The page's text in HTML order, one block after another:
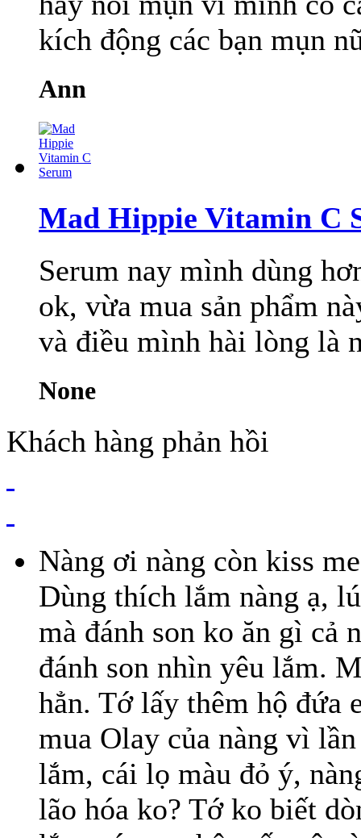
kích động các bạn mụn
Ann
Mad Hippie Vitamin C
Serum nay mình dùng
ok, vừa mua sản phẩm
và điều mình hài lòng là
None
Khách hàng phản hồi
Nàng ơi nàng còn kiss
Dùng thích lắm nàng ạ,
mà đánh son ko ăn gì cả
đánh son nhìn yêu lắm.
hẳn. Tớ lấy thêm hộ đứa
mua Olay của nàng vì
lắm, cái lọ màu đỏ ý,
lão hóa ko? Tớ ko biết